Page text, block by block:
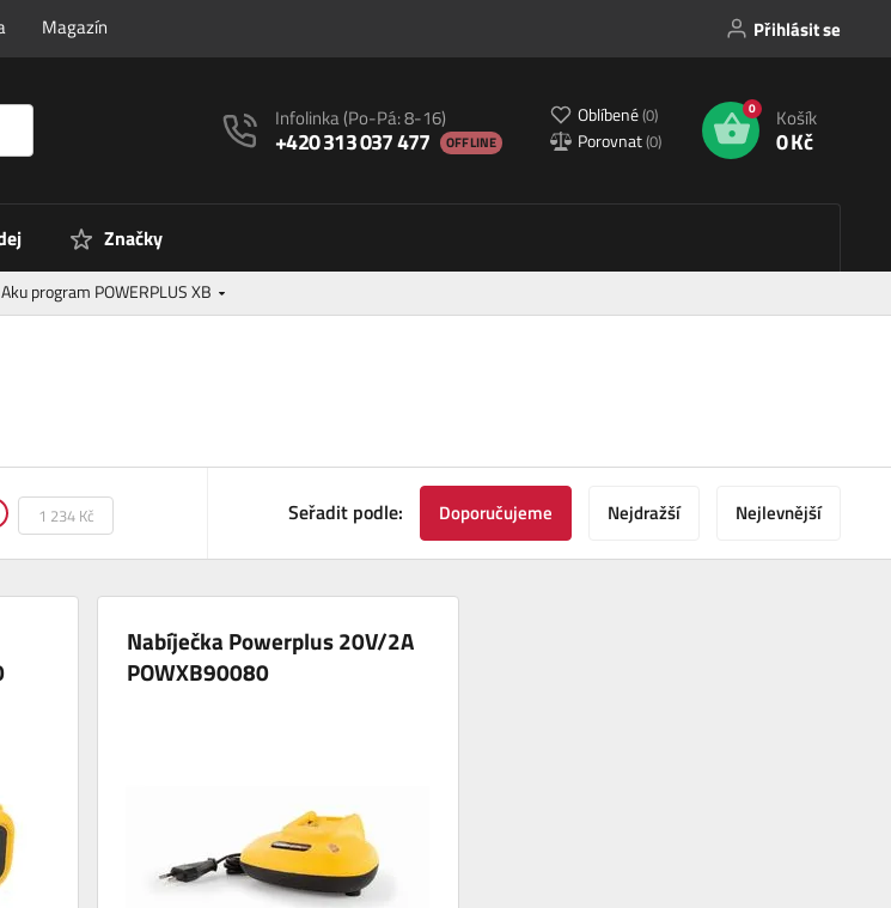
Magazín Přihlásit se
Infolinka(Po-Pá: 8-16)
+420 313 037 477 OFFLINE
Oblíbené(0)
Porovnat(0)
0 Košík
0 Kč
Značky
Aku program POWERPLUS XB
Seřadit podle: Doporučujeme Nejdražší Nejlevnější
Nabíječka Powerplus 20V/2A
POWXB90080